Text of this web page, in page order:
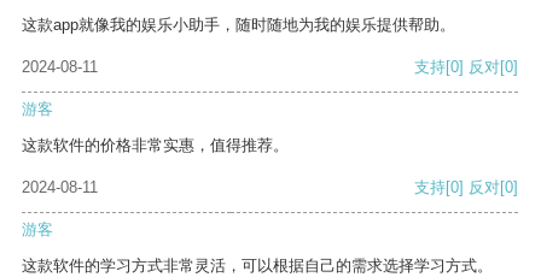
这款app就像我的娱乐小助手，随时随地为我的娱乐提供帮助。
2024-08-11 支持[0] 反对[0]
游客
这款软件的价格非常实惠，值得推荐。
2024-08-11 支持[0] 反对[0]
游客
这款软件的学习方式非常灵活，可以根据自己的需求选择学习方式。